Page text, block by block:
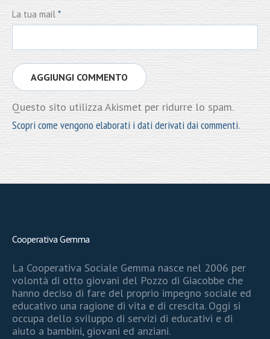
La tua mail *
Questo sito utilizza Akismet per ridurre lo spam.
Scopri come vengono elaborati i dati derivati dai commenti.
Cooperativa Gemma
La Cooperativa Sociale Gemma nasce nel 2006 per
volontà di otto giovani del Pozzo di Giacobbe che
hanno deciso di fare del proprio impegno sociale ed
educativo una ragione di vita e di crescita. Oggi si
occupa dello sviluppo di servizi di educativi e di
aiuto a bambini, giovani ed anziani.